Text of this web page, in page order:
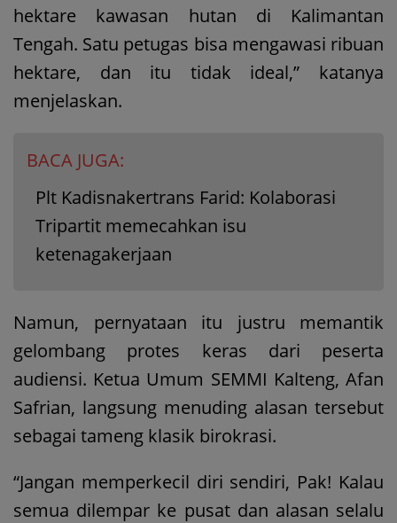
hektare kawasan hutan di Kalimantan
Tengah. Satu petugas bisa mengawasi ribuan
hektare, dan itu tidak ideal,” katanya
menjelaskan.
BACA JUGA:
Plt Kadisnakertrans Farid: Kolaborasi
Tripartit memecahkan isu
ketenagakerjaan
Namun, pernyataan itu justru memantik
gelombang protes keras dari peserta
audiensi. Ketua Umum SEMMI Kalteng, Afan
Safrian, langsung menuding alasan tersebut
sebagai tameng klasik birokrasi.
“Jangan memperkecil diri sendiri, Pak! Kalau
semua dilempar ke pusat dan alasan selalu